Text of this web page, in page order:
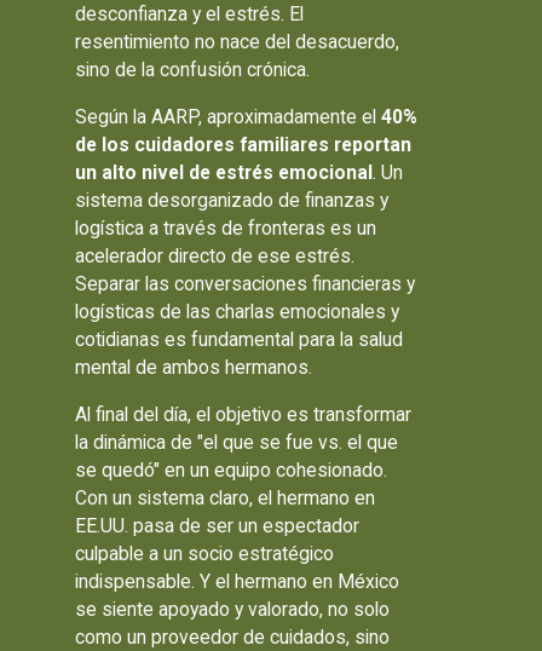
desconfianza y el estrés. El
resentimiento no nace del desacuerdo,
sino de la confusión crónica.
Según la AARP, aproximadamente el40%
de los cuidadores familiares reportan
un alto nivel de estrés emocional. Un
sistema desorganizado de finanzas y
logística a través de fronteras es un
acelerador directo de ese estrés.
Separar las conversaciones financieras y
logísticas de las charlas emocionales y
cotidianas es fundamental para la salud
mental de ambos hermanos.
Al final del día, el objetivo es transformar
la dinámica de "el que se fue vs. el que
se quedó" en un equipo cohesionado.
Con un sistema claro, el hermano en
EE.UU. pasa de ser un espectador
culpable a un socio estratégico
indispensable. Y el hermano en México
se siente apoyado y valorado, no solo
como un proveedor de cuidados, sino